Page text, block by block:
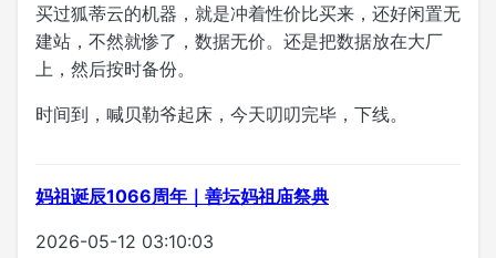
买过狐蒂云的机器，就是冲着性价比买来，还好闲置无
建站，不然就惨了，数据无价。还是把数据放在大厂
上，然后按时备份。
时间到，喊贝勒爷起床，今天叨叨完毕，下线。
妈祖诞辰1066周年｜善坛妈祖庙祭典
2026-05-12 03:10:03